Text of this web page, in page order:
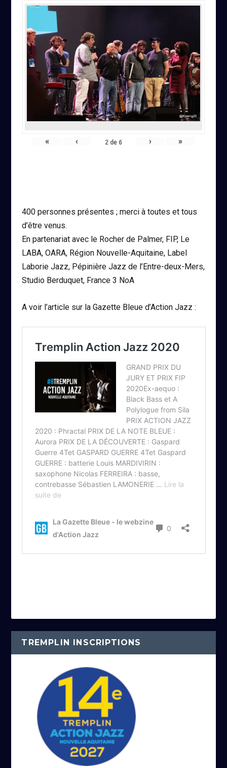
« ‹ 2de 6 › »
400 personnes présentes ; merci à toutes et tous
d’être venus.
En partenariat avec le Rocher de Palmer, FIP, Le
LABA, OARA, Région Nouvelle-Aquitaine, Label
Laborie Jazz, Pépinière Jazz de l’Entre-deux-Mers,
Studio Berduquet, France 3 NoA
A voir l’article sur la Gazette Bleue d’Action Jazz :
TREMPLIN INSCRIPTIONS